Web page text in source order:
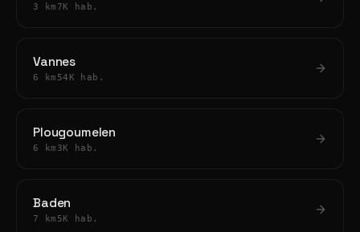
3 km 7K hab.
Vannes
6 km 54K hab.
Plougoumelen
6 km 3K hab.
Baden
7 km 5K hab.